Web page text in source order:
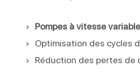
Pompes à vitesse variable
Optimisation des cycles
Réduction des pertes de